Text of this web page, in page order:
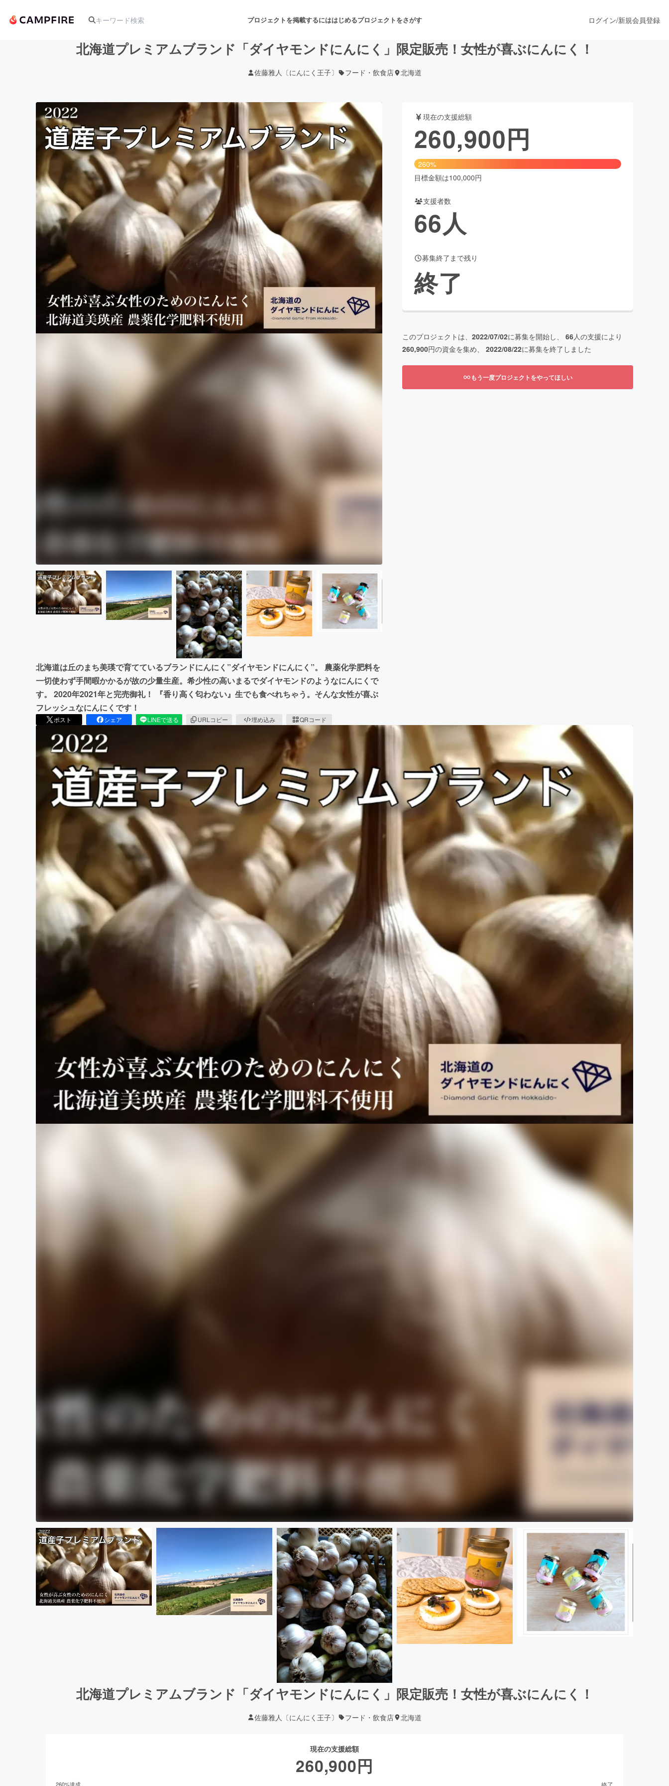
プロジェクトを掲載するにははじめるプロジェクトをさがす
舞台・パフォーマンス
テクノロジー・ガジェット ゲーム・サービス開発 フード・飲食店 ファッション
映像・映画 書籍・雑誌出版 アニメ・漫画
ビジネス・起業 チャレンジ ビューティー・ヘルスケア
まちづくり・地域活性化
CAMPFIRE for Social Good
CAMPFIRE Creation
CAMPFIREふるさと納税
ログイン/新規会員登録
北海道プレミアムブランド「ダイヤモンドにんにく」限定販売！女性が喜ぶにんにく！
佐藤雅人〔にんにく王子〕 フード・飲食店 北海道
北海道は丘のまち美瑛で育てているブランドにんにく”ダイヤモンドにんにく”。 農薬化学肥料を
一切使わず手間暇かかるが故の少量生産。希少性の高いまるでダイヤモンドのようなにんにくで
す。 2020年2021年と完売御礼！ 『香り高く匂わない』生でも食べれちゃう。そんな女性が喜ぶ
フレッシュなにんにくです！
ポスト シェア LINEで送る URLコピー 埋め込み QRコード
現在の支援総額
260,900円
260%
目標金額は100,000円
支援者数
66人
募集終了まで残り
終了
このプロジェクトは、 2022/07/02に募集を開始し、 66人の支援により
260,900円の資金を集め、 2022/08/22に募集を終了しました
もう一度プロジェクトをやってほしい
北海道プレミアムブランド「ダイヤモンドにんにく」限定販売！女性が喜ぶにんにく！
佐藤雅人〔にんにく王子〕 フード・飲食店 北海道
現在の支援総額
260,900円
260%達成 終了